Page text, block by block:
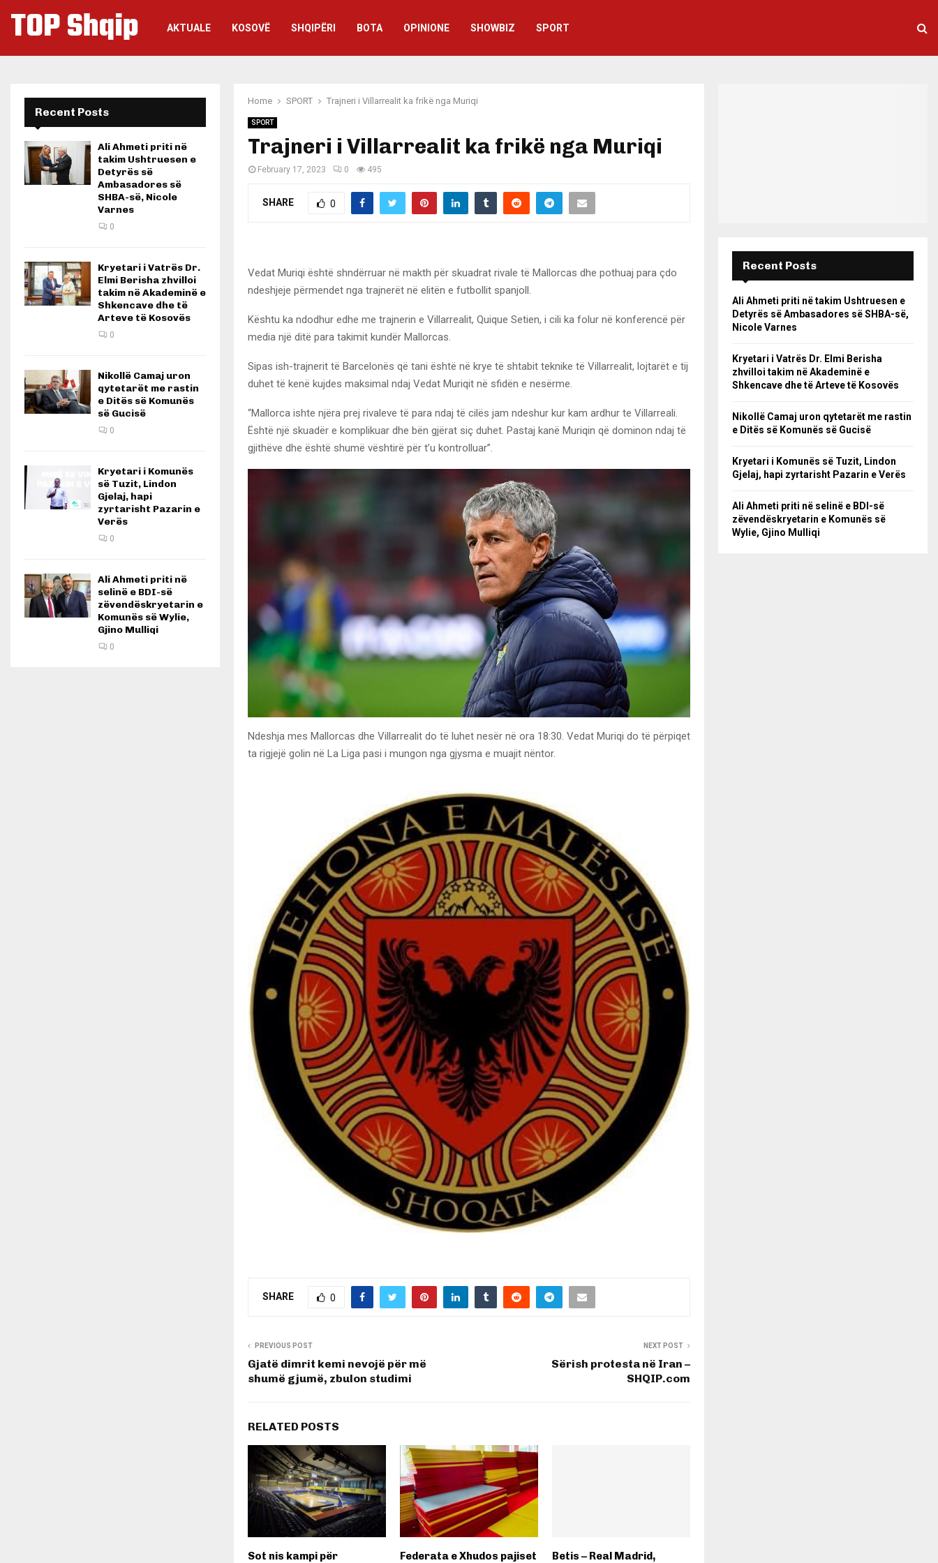
TOP Shqip AKTUALE KOSOVË SHQIPËRI BOTA OPINIONE SHOWBIZ SPORT
Home SPORT Trajneri i Villarrealit ka frikë nga Muriqi
SPORT
Trajneri i Villarrealit ka frikë nga Muriqi
February 17, 2023 0 495
SHARE 0
Vedat Muriqi është shndërruar në makth për skuadrat rivale të Mallorcas dhe pothuaj para çdo
ndeshjeje përmendet nga trajnerët në elitën e futbollit spanjoll.
Kështu ka ndodhur edhe me trajnerin e Villarrealit, Quique Setien, i cili ka folur në konferencë për
media një ditë para takimit kundër Mallorcas.
Sipas ish-trajnerit të Barcelonës që tani është në krye të shtabit teknike të Villarrealit, lojtarët e tij
duhet të kenë kujdes maksimal ndaj Vedat Muriqit në sfidën e nesërme.
“Mallorca ishte njëra prej rivaleve të para ndaj të cilës jam ndeshur kur kam ardhur te Villarreali.
Është një skuadër e komplikuar dhe bën gjërat siç duhet. Pastaj kanë Muriqin që dominon ndaj të
gjithëve dhe është shumë vështirë për t’u kontrolluar”.
Ndeshja mes Mallorcas dhe Villarrealit do të luhet nesër në ora 18:30. Vedat Muriqi do të përpiqet
ta rigjejë golin në La Liga pasi i mungon nga gjysma e muajit nëntor.
SHARE 0
PREVIOUS POST
Gjatë dimrit kemi nevojë për më
shumë gjumë, zbulon studimi
NEXT POST
Sërish protesta në Iran –
SHQIP.com
RELATED POSTS
​Sot nis kampi për ​Federata e Xhudos pajiset Betis – Real Madrid,
Recent Posts
Ali Ahmeti priti në
takim Ushtruesen e
Detyrës së
Ambasadores së
SHBA-së, Nicole
Varnes
0
Kryetari i Vatrës Dr.
Elmi Berisha zhvilloi
takim në Akademinë e
Shkencave dhe të
Arteve të Kosovës
0
Nikollë Camaj uron
qytetarët me rastin
e Ditës së Komunës
së Gucisë
0
Kryetari i Komunës
së Tuzit, Lindon
Gjelaj, hapi
zyrtarisht Pazarin e
Verës
0
Ali Ahmeti priti në
selinë e BDI-së
zëvendëskryetarin e
Komunës së Wylie,
Gjino Mulliqi
0
Recent Posts
Ali Ahmeti priti në takim Ushtruesen e
Detyrës së Ambasadores së SHBA-së,
Nicole Varnes
Kryetari i Vatrës Dr. Elmi Berisha
zhvilloi takim në Akademinë e
Shkencave dhe të Arteve të Kosovës
Nikollë Camaj uron qytetarët me rastin
e Ditës së Komunës së Gucisë
Kryetari i Komunës së Tuzit, Lindon
Gjelaj, hapi zyrtarisht Pazarin e Verës
Ali Ahmeti priti në selinë e BDI-së
zëvendëskryetarin e Komunës së
Wylie, Gjino Mulliqi